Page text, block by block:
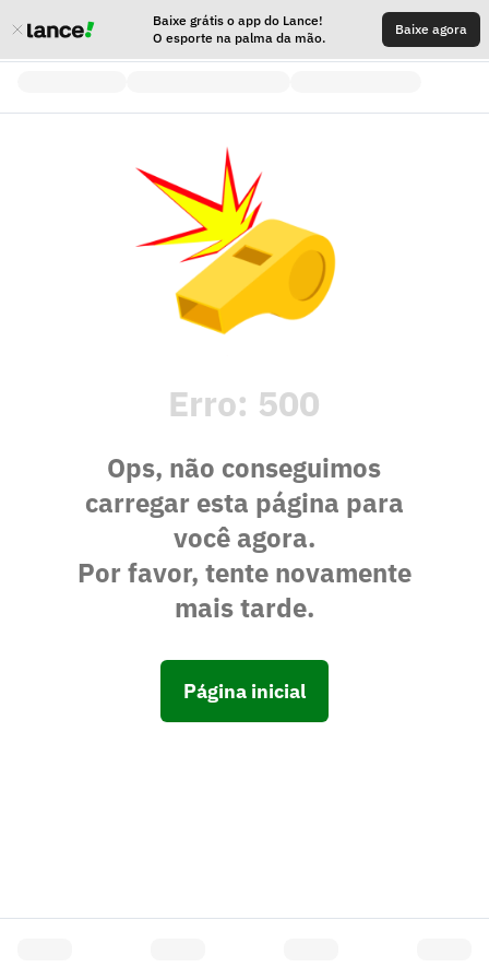
Baixe grátis o app do Lance!
O esporte na palma da mão.
Baixe agora
Erro: 500
Ops, não conseguimos
carregar esta página para
você agora.
Por favor, tente novamente
mais tarde.
Página inicial